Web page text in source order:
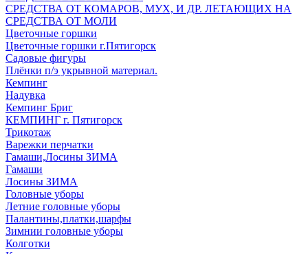
СРЕДСТВА ОТ КОМАРОВ, МУХ, И ДР. ЛЕТАЮЩИХ НА
СРЕДСТВА ОТ МОЛИ
Цветочные горшки
Цветочные горшки г.Пятигорск
Садовые фигуры
Плёнки п/э укрывной материал.
Кемпинг
Надувка
Кемпинг Бриг
КЕМПИНГ г. Пятигорск
Трикотаж
Варежки перчатки
Гамаши,Лосины ЗИМА
Гамаши
Лосины ЗИМА
Головные уборы
Летние головные уборы
Палантины,платки,шарфы
Зимнии головные уборы
Колготки